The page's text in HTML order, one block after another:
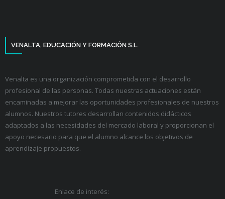
VENALTA, EDUCACIÓN Y FORMACIÓN S.L.
Venalta es una organización comprometida con el desarrollo
profesional de las personas. Todas nuestras actuaciones están
encaminadas a mejorar las oportunidades profesionales de nuestros
alumnos. Nuestros tutores desarrollan contenidos didácticos
adaptados a las necesidades del mercado laboral y proporcionan el
apoyo necesario para que el alumno alcance los objetivos de
aprendizaje propuestos.
Enlace de interés: